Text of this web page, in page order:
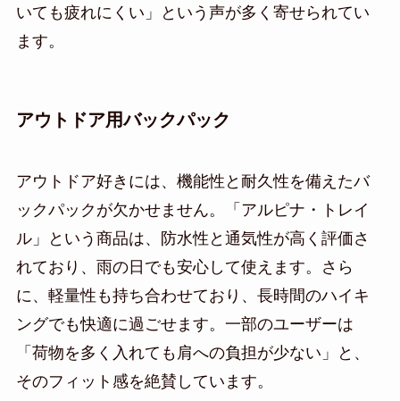
いても疲れにくい」という声が多く寄せられてい
ます。
アウトドア用バックパック
アウトドア好きには、機能性と耐久性を備えたバ
ックパックが欠かせません。「アルピナ・トレイ
ル」という商品は、防水性と通気性が高く評価さ
れており、雨の日でも安心して使えます。さら
に、軽量性も持ち合わせており、長時間のハイキ
ングでも快適に過ごせます。一部のユーザーは
「荷物を多く入れても肩への負担が少ない」と、
そのフィット感を絶賛しています。